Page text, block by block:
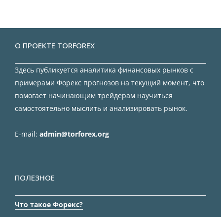
О ПРОЕКТЕ TORFOREX
Здесь публикуется аналитика финансовых рынков с
примерами Форекс прогнозов на текущий момент, что
помогает начинающим трейдерам научиться
самостоятельно мыслить и анализировать рынок.
E-mail: admin@torforex.org
ПОЛЕЗНОЕ
Что такое Форекс?